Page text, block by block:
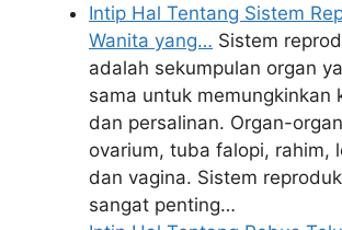
Intip Hal Tentang Sistem
Wanita yang… Sistem
adalah sekumpulan organ
sama untuk memungkinkan
dan persalinan. Organ-
ovarium, tuba falopi, rahim,
dan vagina. Sistem
sangat penting…